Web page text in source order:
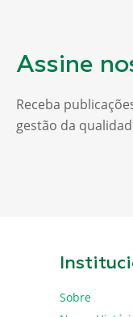
Assine
Receba
gestão da
Sobre